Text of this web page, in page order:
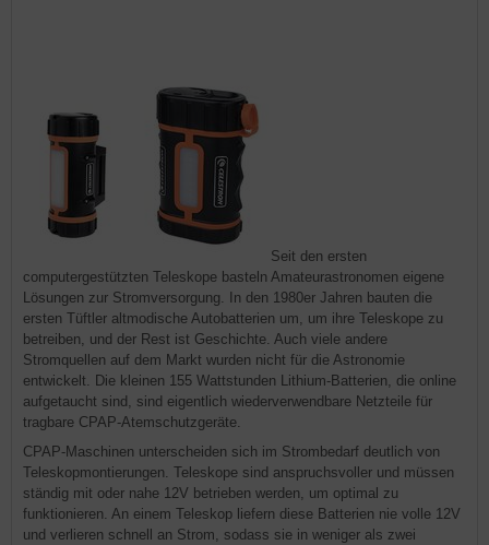
Seit den ersten
computergestützten Teleskope basteln Amateurastronomen eigene
Lösungen zur Stromversorgung. In den 1980er Jahren bauten die
ersten Tüftler altmodische Autobatterien um, um ihre Teleskope zu
betreiben, und der Rest ist Geschichte. Auch viele andere
Stromquellen auf dem Markt wurden nicht für die Astronomie
entwickelt. Die kleinen 155 Wattstunden Lithium-Batterien, die online
aufgetaucht sind, sind eigentlich wiederverwendbare Netzteile für
tragbare CPAP-Atemschutzgeräte.
CPAP-Maschinen unterscheiden sich im Strombedarf deutlich von
Teleskopmontierungen. Teleskope sind anspruchsvoller und müssen
ständig mit oder nahe 12V betrieben werden, um optimal zu
funktionieren. An einem Teleskop liefern diese Batterien nie volle 12V
und verlieren schnell an Strom, sodass sie in weniger als zwei